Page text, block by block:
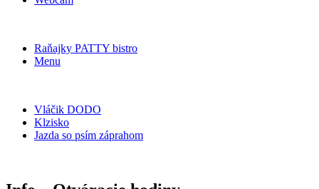
Raňajky PATTY bistro
Menu
Vláčik DODO
Klzisko
Jazda so psím záprahom